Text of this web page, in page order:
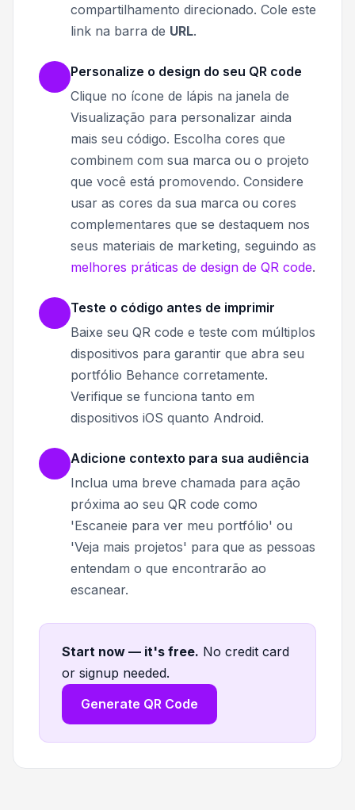
compartilhamento direcionado. Cole este
link na barra de URL.
Personalize o design do seu QR code
Clique no ícone de lápis na janela de
Visualização para personalizar ainda
mais seu código. Escolha cores que
combinem com sua marca ou o projeto
que você está promovendo. Considere
usar as cores da sua marca ou cores
complementares que se destaquem nos
seus materiais de marketing, seguindo as
melhores práticas de design de QR code.
Teste o código antes de imprimir
Baixe seu QR code e teste com múltiplos
dispositivos para garantir que abra seu
portfólio Behance corretamente.
Verifique se funciona tanto em
dispositivos iOS quanto Android.
Adicione contexto para sua audiência
Inclua uma breve chamada para ação
próxima ao seu QR code como
'Escaneie para ver meu portfólio' ou
'Veja mais projetos' para que as pessoas
entendam o que encontrarão ao
escanear.
Start now — it's free. No credit card
or signup needed.
Generate QR Code